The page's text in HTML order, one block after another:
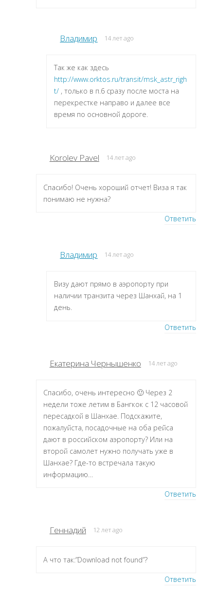
Владимир 14 лет ago
Так же как здесь
http://www.orktos.ru/transit/msk_astr_righ
t/, только в п.6 сразу после моста на
перекрестке направо и далее все
время по основной дороге.
Korolev Pavel 14 лет ago
Спасибо! Очень хороший отчет! Виза я так
понимаю не нужна?
Ответить
Владимир 14 лет ago
Визу дают прямо в аэропорту при
наличии транзита через Шанхай, на 1
день.
Ответить
Екатерина Чернышенко 14 лет ago
Спасибо, очень интересно 🙂 Через 2
недели тоже летим в Бангкок с 12 часовой
пересадкой в Шанхае. Подскажите,
пожалуйста, посадочные на оба рейса
дают в российском аэропорту? Или на
второй самолет нужно получать уже в
Шанхае? Где-то встречала такую
информацию…
Ответить
Геннадий 12 лет ago
А что так:”Download not found”?
Ответить